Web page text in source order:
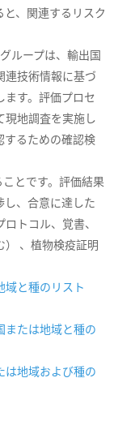
、関連するリスク
ループは、輸出国
連技術情報に基づ
ます。評価プロセ
現地調査を実施し
するための確認検
とです。評価結果
し、合意に達した
トコル、覚書、
） 、植物検疫証明
域と種のリスト
または地域と種の
は地域および種の